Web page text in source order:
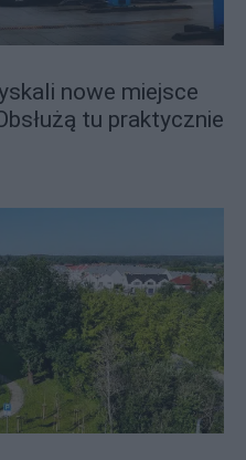
nowe miejsce
tu praktycznie